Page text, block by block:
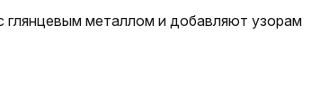
глянцевым металлом и добавляют узорам